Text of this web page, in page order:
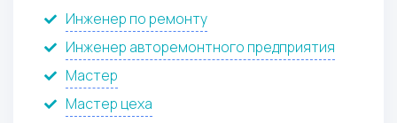
Инженер по ремонту
Инженер авторемонтного предприятия
Мастер
Мастер цеха